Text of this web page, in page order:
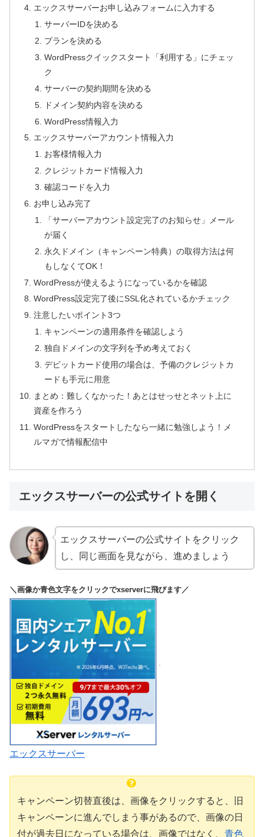
エックスサーバーお申し込みフォームに入力する
サーバーIDを決める
プランを決める
WordPressクイックスタート「利用する」にチェッ
ク
サーバーの契約期間を決める
ドメイン契約内容を決める
WordPress情報入力
エックスサーバーアカウント情報入力
お客様情報入力
クレジットカード情報入力
確認コードを入力
お申し込み完了
「サーバーアカウント設定完了のお知らせ」メール
が届く
永久ドメイン（キャンペーン特典）の取得方法は何
もしなくてOK！
WordPressが使えるようになっているかを確認
WordPress設定完了後にSSL化されているかチェック
注意したいポイント3つ
キャンペーンの適用条件を確認しよう
独自ドメインの文字列を予め考えておく
デビットカード使用の場合は、予備のクレジットカ
ードも手元に用意
まとめ：難しくなかった！あとはせっせとネット上に
資産を作ろう
WordPressをスタートしたなら一緒に勉強しよう！メ
ルマガで情報配信中
エックスサーバーの公式サイトを開く
エックスサーバーの公式サイトをクリック
し、同じ画面を見ながら、進めましょう
＼画像か青色文字をクリックでxserverに飛びます／
エックスサーバー
キャンペーン切替直後は、画像をクリックすると、旧
キャンペーンに進んでしまう事があるので、画像の日
付が過去日になっている場合は、画像ではなく、 青色